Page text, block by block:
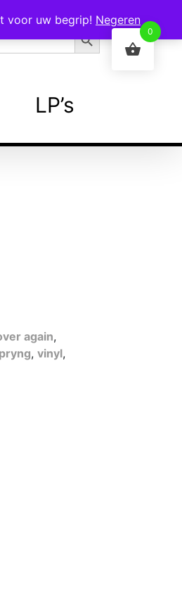
Zoekknop
LP’s
again,
,vinyl,
voor uw begrip! Negeren
0